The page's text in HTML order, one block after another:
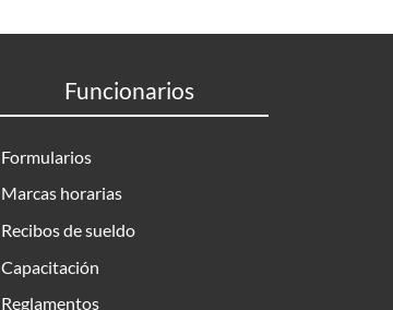
Funcionarios
Formularios
Marcas horarias
Recibos de sueldo
Capacitación
Reglamentos